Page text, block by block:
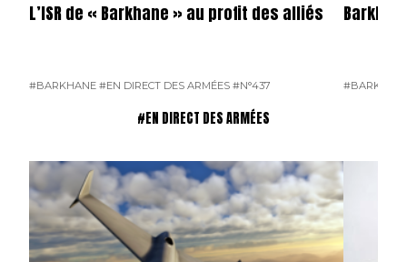
L’ISR de « Barkhane » au profit des alliés
#BARKHANE #EN DIRECT DES ARMÉES #N°437
#EN DIRECT DES ARMÉES